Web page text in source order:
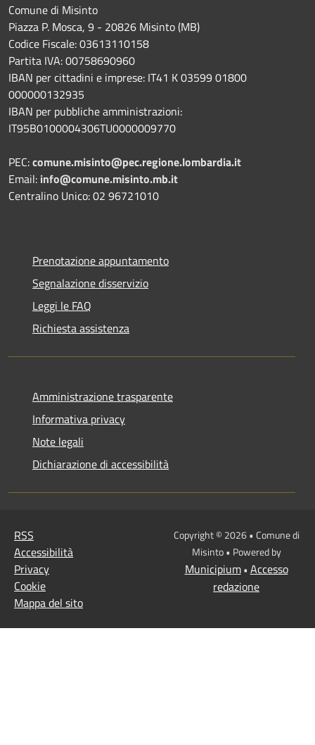
Comune di Misinto
Piazza P. Mosca, 9 - 20826 Misinto (MB)
Codice Fiscale: 03613110158
Partita IVA: 00758690960
IBAN per cittadini e imprese: IT41 K 03599 01800
000000132935
IBAN per pubbliche amministrazioni:
IT95B0100004306TU0000009770
PEC:comune.misinto@pec.regione.lombardia.it
Email: info@comune.misinto.mb.it
Centralino Unico: 02 96721010
Prenotazione appuntamento
Segnalazione disservizio
Leggi le FAQ
Richiesta assistenza
Amministrazione trasparente
Informativa privacy
Note legali
Dichiarazione di accessibilità
RSS
Accessibilità
Privacy
Cookie
Mappa del sito
Copyright © 2026 • Comune di
Misinto • Powered by
Municipium• Accesso
redazione